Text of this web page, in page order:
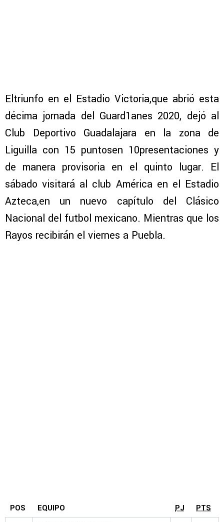
Eltriunfo en el Estadio Victoria,que abrió esta
décima jornada del Guard1anes 2020, dejó al
Club Deportivo Guadalajara en la zona de
Liguilla con 15 puntosen 10presentaciones y
de manera provisoria en el quinto lugar. El
sábado visitará al club América en el Estadio
Azteca,en un nuevo capítulo del Clásico
Nacional del futbol mexicano. Mientras que los
Rayos recibirán el viernes a Puebla.
POS EQUIPO PJ PTS